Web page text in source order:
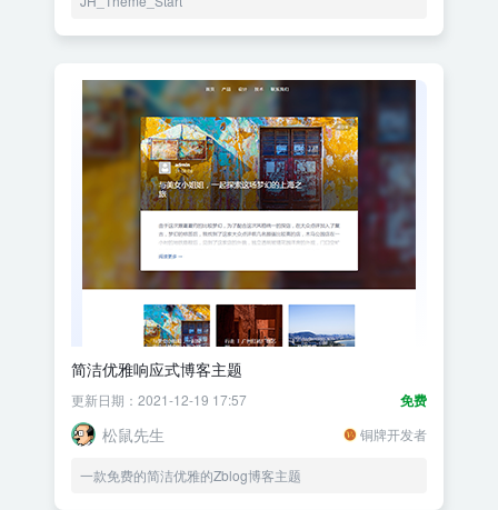
简洁优雅响应式博客主题
免费
更新日期：2021-12-19 17:57
松鼠先生 铜牌开发者
一款免费的简洁优雅的Zblog博客主题